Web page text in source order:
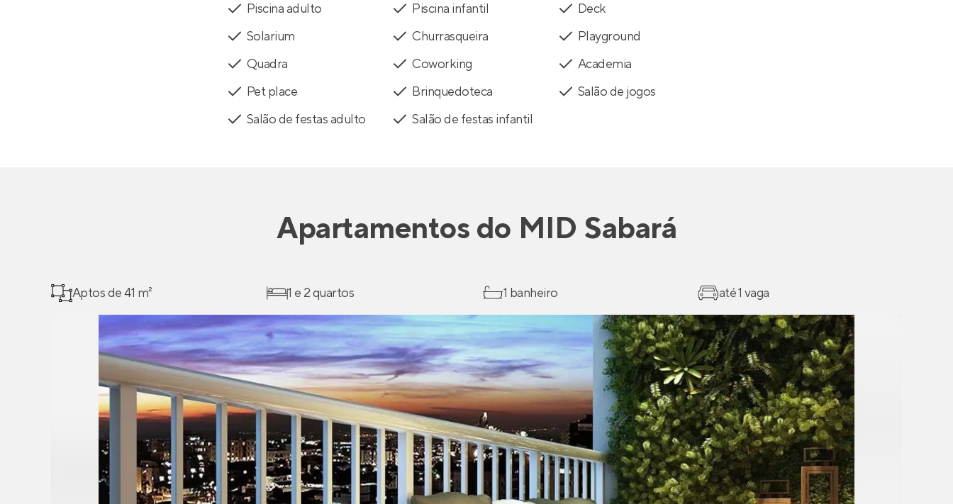
Piscina adulto Piscina infantil
Deck
Solarium
Churrasqueira
Playground
Quadra
Coworking
Academia
Pet place
Brinquedoteca
Salão de jogos
Salão de festas adulto
Salão de festas infantil
Apartamentos do MID Sabará
Aptos de 41 m² 1 e 2 quartos 1 banheiro até 1 vaga